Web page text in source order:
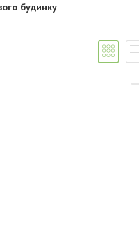
будинку